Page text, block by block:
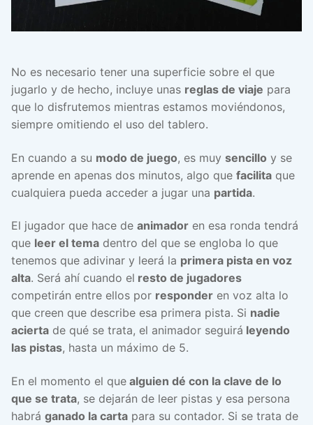
No es necesario tener una superficie sobre el que
jugarlo y de hecho, incluye unas reglas de viaje para
que lo disfrutemos mientras estamos moviéndonos,
siempre omitiendo el uso del tablero.
En cuando a su modo de juego, es muy sencillo y se
aprende en apenas dos minutos, algo que facilita que
cualquiera pueda acceder a jugar una partida.
El jugador que hace de animador en esa ronda tendrá
que leer el tema dentro del que se engloba lo que
tenemos que adivinar y leerá la primera pista en voz
alta. Será ahí cuando el resto de jugadores
competirán entre ellos por responder en voz alta lo
que creen que describe esa primera pista. Si nadie
acierta de qué se trata, el animador seguirá leyendo
las pistas, hasta un máximo de 5.
En el momento el que alguien dé con la clave de lo
que se trata, se dejarán de leer pistas y esa persona
habrá ganado la carta para su contador. Si se trata de